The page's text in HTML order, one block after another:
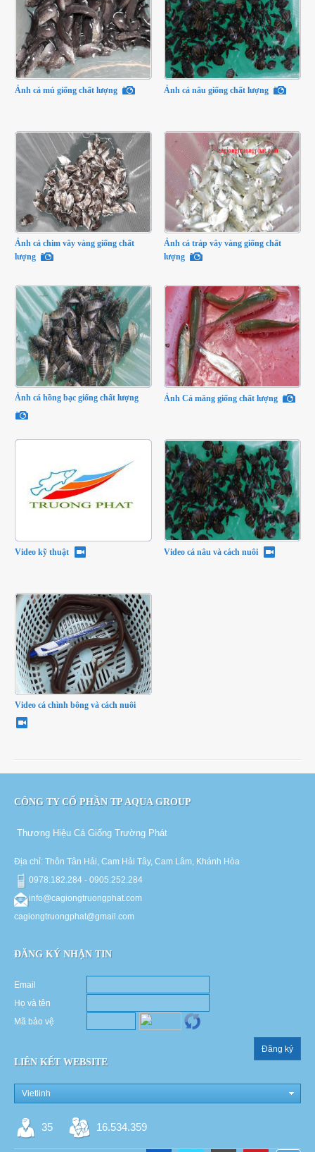
Ảnh cá mú giống chất lượng Ảnh cá nâu giống chất lượng
Ảnh cá chim vây vàng giống chất
lượng
Ảnh cá tráp vây vàng giống chất
lượng
Ảnh cá hồng bạc giống chất lượng Ảnh Cá măng giống chất lượng
Video kỹ thuật Video cá nâu và cách nuôi
Video cá chình bông và cách nuôi
CÔNG TY CỔ PHẦN TP AQUA GROUP
Thương Hiệu Cá Giống Trường Phát
Địa chỉ: Thôn Tân Hải, Cam Hải Tây, Cam Lâm, Khánh Hòa
0978.182.284 - 0905.252.284
info@cagiongtruongphat.com
cagiongtruongphat@gmail.com
ĐĂNG KÝ NHẬN TIN
Email
Họ và tên
Mã bảo vệ
Đăng ký
LIÊN KẾT WEBSITE
Vietlinh
35 16.534.359